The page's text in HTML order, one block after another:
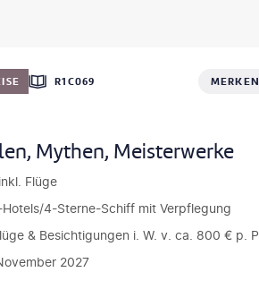
R1C069 MERKEN
Mythen, Meisterwerke
Flüge
4-Sterne-Schiff mit Verpflegung
& Besichtigungen i. W. v. ca. 800 € p. P.
2027